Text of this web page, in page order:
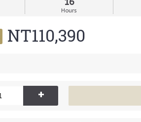
Hours
NT110,390
+